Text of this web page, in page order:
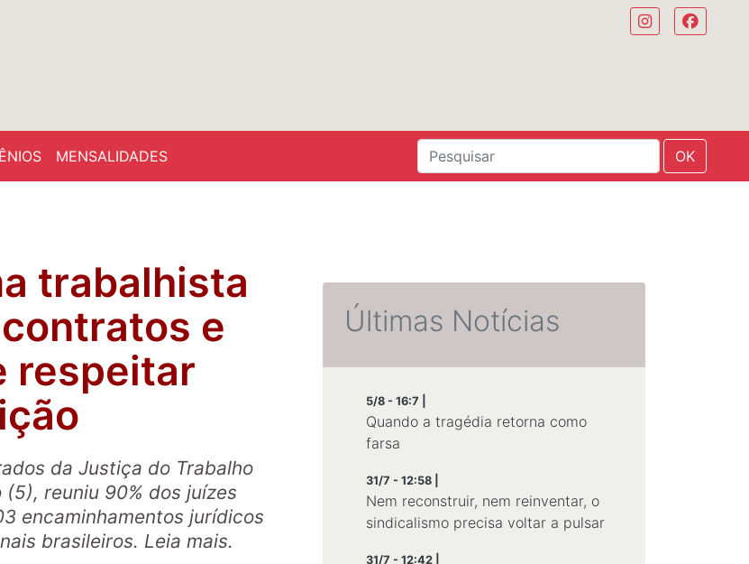
MENSALIDADES OK
trabalhista
e
respeitar
da Justiça do Trabalho
reuniu 90% dos juízes
encaminhamentos jurídicos
brasileiros. Leia mais.
Últimas Notícias
5/8 - 16:7 |
Quando a tragédia retorna como
farsa
31/7 - 12:58 |
Nem reconstruir, nem reinventar, o
sindicalismo precisa voltar a pulsar
31/7 - 12:42 |